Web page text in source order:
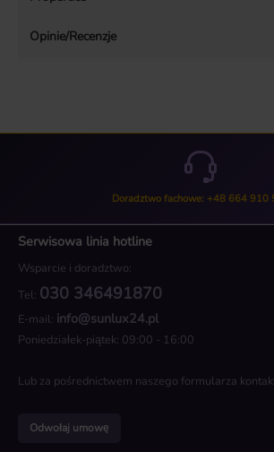
Opinie/Recenzje
Doradztwo fachowe: +48 664 910
Serwisowa linia hotline
Wsparcie i doradztwo:
Tel: 030 346491870
E-mail: info@sunlux24.pl
Poniedziałek-piątek: 09:00 - 16:00
Lub za pośrednictwem naszego formularza
Odwołaj umowę